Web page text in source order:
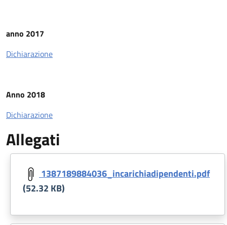
anno 2017
Dichiarazione
Anno 2018
Dichiarazione
Allegati
1387189884036_incarichiadipendenti.pdf
(52.32 KB)